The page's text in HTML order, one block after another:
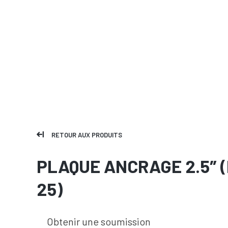
RETOUR AUX PRODUITS
PLAQUE ANCRAGE 2.5″
25)
Obtenir une soumission